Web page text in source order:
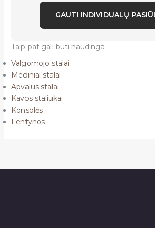
GAUTI INDIVIDUALŲ
Taip pat gali būti naudinga
Valgomojo stalai
Mediniai stalai
Apvalūs stalai
Kavos staliukai
Konsolės
Lentynos